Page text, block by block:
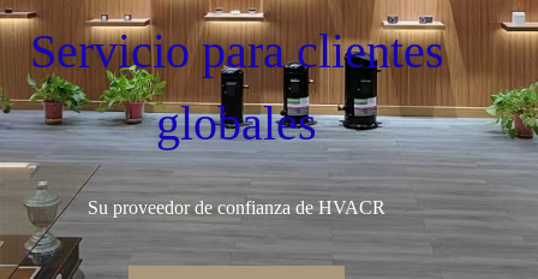
Servicio para clientes
globales
Su proveedor de confianza de HVACR